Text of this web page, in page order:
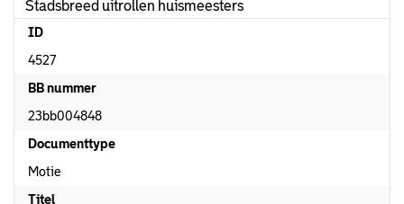
Stadsbreed uitrollen huismeesters
ID
4527
BB nummer
23bb004848
Documenttype
Motie
Titel